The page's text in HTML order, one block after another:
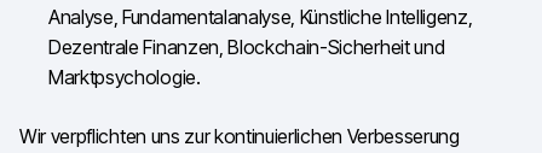
Analyse, Fundamentalanalyse, Künstliche Intelligenz,
Dezentrale Finanzen, Blockchain-Sicherheit und
Marktpsychologie.
Wir verpflichten uns zur kontinuierlichen Verbesserung